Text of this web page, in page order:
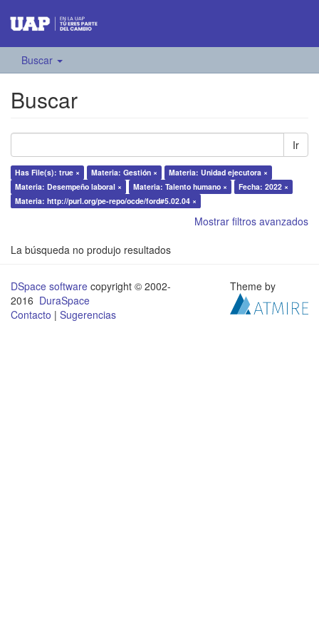
Buscar
Buscar
Ir
Has File(s): true × Materia: Gestión ×
Materia: Unidad ejecutora ×
Materia: Desempeño laboral ×
Materia: Talento humano ×
Fecha: 2022 ×
Materia: http://purl.org/pe-repo/ocde/ford#5.02.04 ×
Mostrar filtros avanzados
La búsqueda no produjo resultados
DSpace software copyright © 2002-
2016 DuraSpace
Contacto | Sugerencias
Theme by